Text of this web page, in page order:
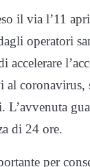
il via l’11
operatori
di 24 ore.
per